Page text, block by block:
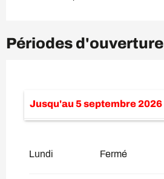
Périodes d'ouverture
Jusqu'au 5 septembre 2026
Lundi Fermé